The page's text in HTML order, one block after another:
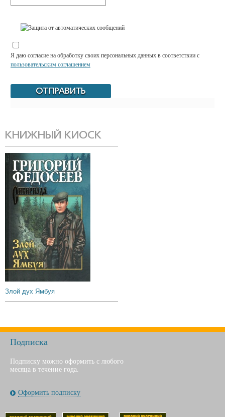
Я даю согласие на обработку своих персональных данных в соответствии с
пользовательским соглашением
КНИЖНЫЙ КИОСК
Злой дух Ямбуя
Подписка
Подписку можно оформить с любого
месяца в течение года.
Оформить подписку